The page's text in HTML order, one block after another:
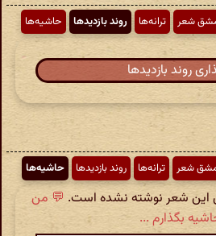
شعر ترانه‌ها روند بازدیدها حاشیه‌ها
روند بازدیدها
شعر ترانه‌ها روند بازدیدها حاشیه‌ها
این شعر نوشته نشده است. 💬 من
بگذارم ...